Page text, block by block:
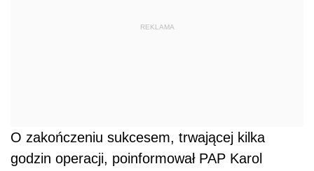
REKLAMA
O zakończeniu sukcesem, trwającej kilka
godzin operacji, poinformował PAP Karol